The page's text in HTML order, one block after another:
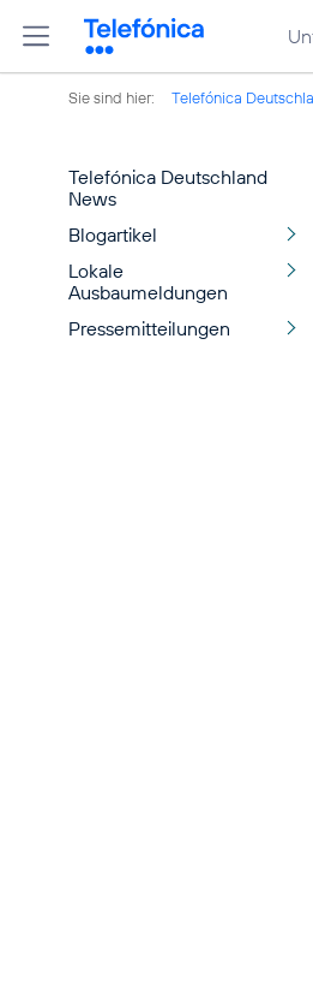
Sie sind hier: Telefónica
Telefónica Deutschland
News
Blogartikel
Lokale
Ausbaumeldungen
Pressemitteilungen